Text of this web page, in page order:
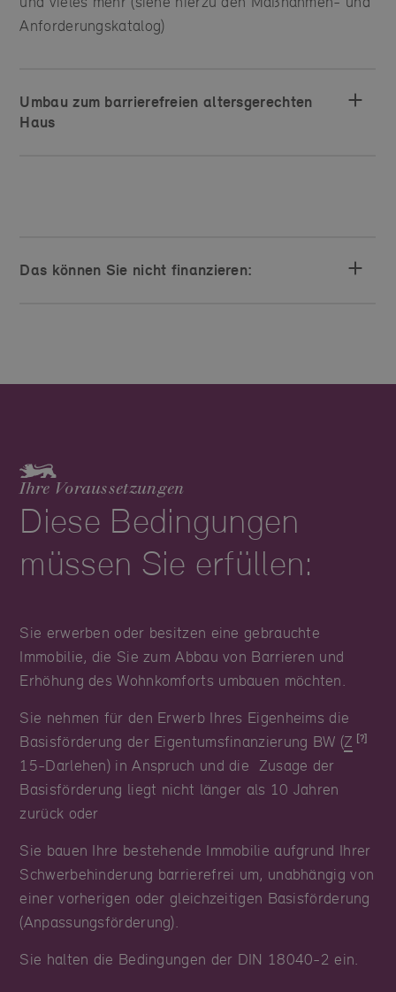
Anforderungskatalog)
Umbau zum barrierefreien altersgerechten
Haus
Das können Sie nicht finanzieren:
Ihre Voraussetzungen
Diese Bedingungen
müssen Sie erfüllen:
Sie erwerben oder besitzen eine gebrauchte
Immobilie, die Sie zum Abbau von Barrieren und
Erhöhung des Wohnkomforts umbauen möchten.
Sie nehmen für den Erwerb Ihres Eigenheims die
Basisförderung der Eigentumsfinanzierung BW (Z
15-Darlehen) in Anspruch und die Zusage der
Basisförderung liegt nicht länger als 10 Jahren
zurück oder
Sie bauen Ihre bestehende Immobilie aufgrund Ihrer
Schwerbehinderung barrierefrei um, unabhängig von
einer vorherigen oder gleichzeitigen Basisförderung
(Anpassungsförderung).
Sie halten die Bedingungen der DIN 18040-2 ein.